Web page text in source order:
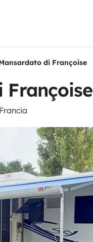
di Françoise
Françoise